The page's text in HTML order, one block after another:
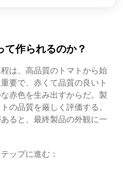
作られるのか？
は、高品質のトマトから始
要で、赤くて品質の良いト
赤色を生み出すからだ。製
の品質を厳しく評価する。
ると、最終製品の外観に一
ップに進む：